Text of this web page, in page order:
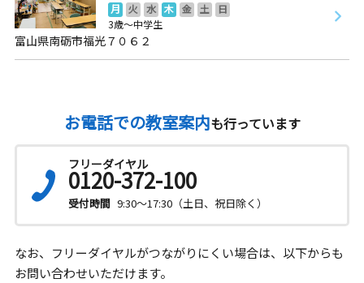
月 火 水 木 金 土
日
3歳～中学生
富山県南砺市福光７０６２
お電話での教室案内も行っています
フリーダイヤル
0120-372-100
受付時間 9:30～17:30（土日、祝日除く）
なお、フリーダイヤルがつながりにくい場合は、以下からも
お問い合わせいただけます。